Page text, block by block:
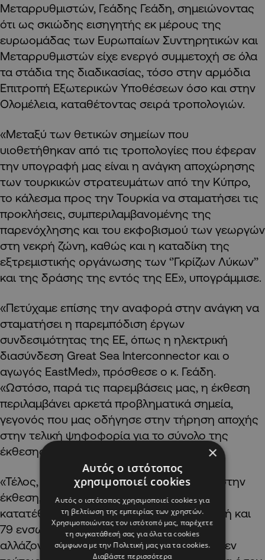
Μεταρρυθμιστών, Γεάδης Γεάδη, σημειώνοντας
ότι ως σκιώδης εισηγητής εκ μέρους της
ευρωομάδας των Ευρωπαίων Συντηρητικών και
Μεταρρυθμιστών είχε ενεργό συμμετοχή σε όλα
τα στάδια της διαδικασίας, τόσο στην αρμόδια
Επιτροπή Εξωτερικών Υποθέσεων όσο και στην
Ολομέλεια, καταθέτοντας σειρά τροπολογιών.
«Μεταξύ των θετικών σημείων που
υιοθετήθηκαν από τις τροπολογίες που έφεραν
την υπογραφή μας είναι η ανάγκη αποχώρησης
των τουρκικών στρατευμάτων από την Κύπρο,
το κάλεσμα προς την Τουρκία να σταματήσει τις
προκλήσεις, συμπεριλαμβανομένης της
παρενόχλησης και του εκφοβισμού των γεωργών
στη νεκρή ζώνη, καθώς και η καταδίκη της
εξτρεμιστικής οργάνωσης των ‘’Γκρίζων Λύκων’’
και της δράσης της εντός της ΕΕ», υπογράμμισε.
«Πετύχαμε επίσης την αναφορά στην ανάγκη να
σταματήσει η παρεμπόδιση έργων
συνδεσιμότητας της ΕΕ, όπως η ηλεκτρική
διασύνδεση Great Sea Interconnector και ο
αγωγός EastMed», πρόσθεσε ο κ. Γεάδη.
«Ωστόσο, παρά τις παρεμβάσεις μας, η έκθεση
περιλαμβάνει αρκετά προβληματικά σημεία,
γεγονός που μας οδήγησε στην τήρηση αποχής
στην τελική ψηφοφορία για το σύνολο της
έκθεσης», εξήγησε.
«Τέλος, παρά την ενεργή μας συμμετοχή στην
έκθεση, αφού 1 στις 5 τροπολογίες που
κατατέθηκαν έφερε τη δική μας υπογραφή και
79 ενσωματώθηκαν στο τελικό κείμενο,
αλλάζοντας άρδην την τελική του μορφή, εν
×
Αυτός ο ιστότοπος
χρησιμοποιεί cookies
Αυτός ο ιστότοπος χρησιμοποιεί cookies για
τη βελτίωση της εμπειρίας των χρηστών.
Χρησιμοποιώντας τον ιστότοπό μας, παρέχετε
τη συγκατάθεσή σας για όλα τα cookies
σύμφωνα με την Πολιτική μας για τα cookies.
Διαβάστε περισσότερα